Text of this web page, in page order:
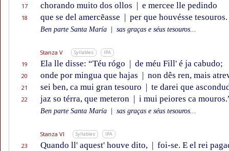
17 chorando muito dos ollos | e mercee lle pedindo
18 que se del amercẽasse | per que houvésse tesouros.
Ben parte Santa María sas graças e séus tesouros...
Stanza V Syllables IPA
19 Ela lle disse: “Téu rógo | de méu Fill' é ja cabudo;
20 onde por mingua que hajas | non dês ren, mais
21 sei ben, ca mui gran tesouro | te darei que
22 jaz so térra, que meteron | i mui peiores ca
Ben parte Santa María sas graças e séus tesouros...
Stanza VI Syllables IPA
23 Quando ll' aquest' houve dito, | foi-se. E el rei